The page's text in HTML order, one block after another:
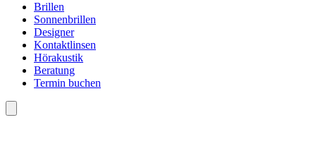
Brillen
Sonnenbrillen
Designer
Kontaktlinsen
Hörakustik
Beratung
Termin buchen